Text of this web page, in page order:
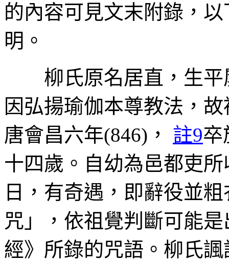
的內容可見文末附錄，
明。
柳氏原名居直，生平
因弘揚瑜伽本尊教法，
唐會昌六年(846)，
註9卒
十四歲。自幼為邑都吏
日，有奇遇，即辭役並
咒」，依祖覺判斷可能
經》所錄的咒語。柳氏